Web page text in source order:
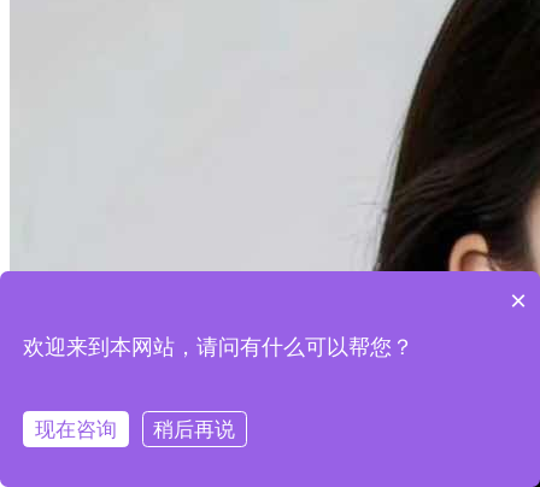
×
欢迎来到本网站，请问有什么可以帮您？
现在咨询 稍后再说